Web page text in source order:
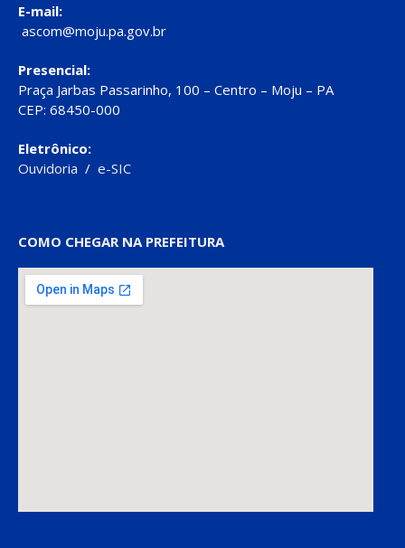
E-mail:
ascom@moju.pa.gov.br
Presencial:
Praça Jarbas Passarinho, 100 – Centro – Moju – PA
CEP: 68450-000
Eletrônico:
Ouvidoria / e-SIC
COMO CHEGAR NA PREFEITURA